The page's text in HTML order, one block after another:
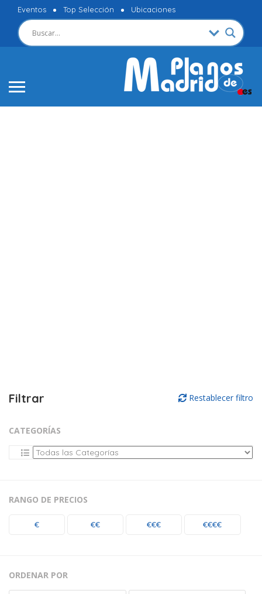
Eventos Top Selección Ubicaciones
Filtrar Restablecer filtro
CATEGORÍAS
RANGO DE PRECIOS
€ €€ €€€ €€€€
ORDENAR POR